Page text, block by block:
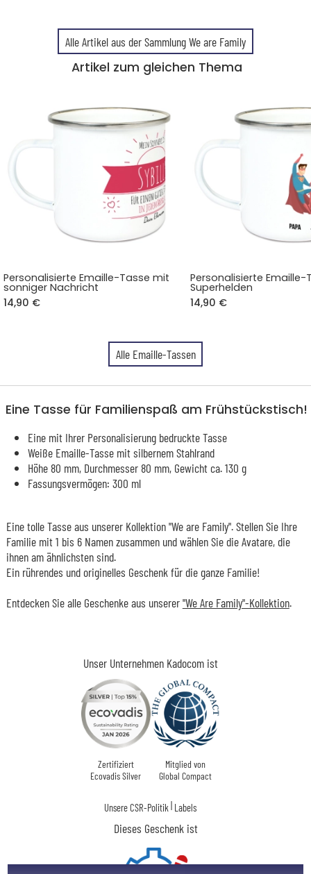
Alle Artikel aus der Sammlung We are Family
Artikel zum gleichen Thema
Personalisierte Emaille-Tasse mit
sonniger Nachricht
14,90 €
Personalisierte Emaille-
Superhelden
14,90 €
Alle Emaille-Tassen
Eine Tasse für Familienspaß am Frühstückstisch!
Eine mit Ihrer Personalisierung bedruckte Tasse
Weiße Emaille-Tasse mit silbernem Stahlrand
Höhe 80 mm, Durchmesser 80 mm, Gewicht ca. 130 g
Fassungsvermögen: 300 ml
Unser Unternehmen Kadocom ist
Zertifiziert
Ecovadis Silver
Mitglied von
Global Compact
Unsere CSR-Politik Labels
Dieses Geschenk ist
Eine tolle Tasse aus unserer Kollektion "We are Family". Stellen Sie Ihre
Familie mit 1 bis 6 Namen zusammen und wählen Sie die Avatare, die
ihnen am ähnlichsten sind.
Ein rührendes und originelles Geschenk für die ganze Familie!
Entdecken Sie alle Geschenke aus unserer"We Are Family"-Kollektion.